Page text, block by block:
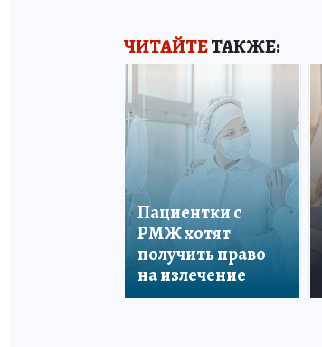
ЧИТАЙТЕТАКЖЕ:
Пациентки с
РМЖ хотят
получить право
на излечение